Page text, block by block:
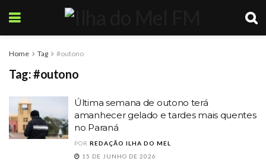
Home Tag #outono
Tag:#outono
Última semana de outono terá
amanhecer gelado e tardes mais quentes
no Paraná
POR REDAÇÃO ILHA DO MEL
15 DE JUNHO DE 2026